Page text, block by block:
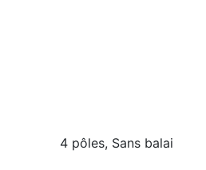
4 pôles, Sans balai